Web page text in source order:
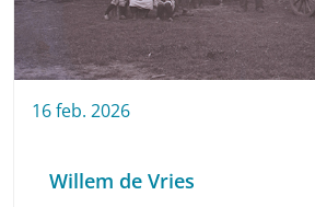
16feb. 2026
Willem de Vries